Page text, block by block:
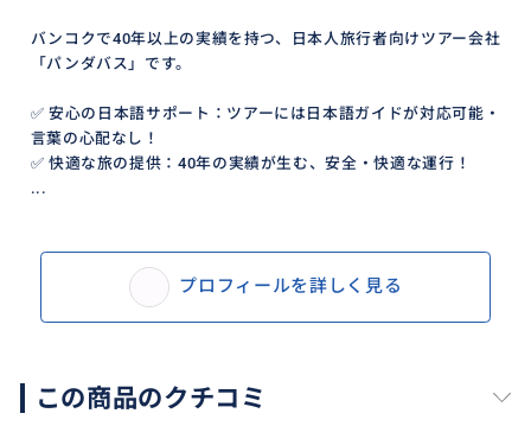
バンコクで40年以上の実績を持つ、日本人旅行者向けツアー会社
「パンダバス」です。
✅ 安心の日本語サポート：ツアーには日本語ガイドが対応可能・
言葉の心配なし！
✅ 快適な旅の提供：40年の実績が生む、安全・快適な運行！
...
プロフィールを詳しく見る
この商品のクチコミ